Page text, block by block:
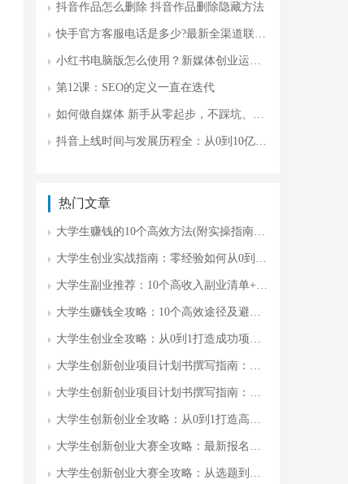
抖音作品怎么删除 抖音作品删除隐藏方法
快手官方客服电话是多少?最新全渠道联系方式及问题处理指南
小红书电脑版怎么使用？新媒体创业运营更高效
第12课：SEO的定义一直在迭代
如何做自媒体 新手从零起步，不踩坑、不瞎忙
抖音上线时间与发展历程全：从0到10亿用户的商业密码
热门文章
大学生赚钱的10个高效方法(附实操指南)|最新攻略
大学生创业实战指南：零经验如何从0到1打造盈利项目?附10个成功案例与避坑秘籍
大学生副业推荐：10个高收入副业清单+避坑指南(附最新数据)
大学生赚钱全攻略：10个高效途径及避坑指南
大学生创业全攻略：从0到1打造成功项目的7个步骤+政策补贴+真实案例
大学生创新创业项目计划书撰写指南：从选题到落地的全流程
大学生创新创业项目计划书撰写指南：从0到1保姆级教程及20个成功案例
大学生创新创业全攻略：从0到1打造高价值项目，手把手教你轻松拿奖和融资
大学生创新创业大赛全攻略：最新报名条件、比赛流程与获奖案例
大学生创新创业大赛全攻略：从选题到获奖的7个关键步骤